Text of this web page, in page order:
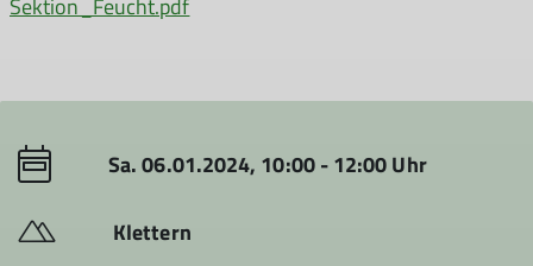
Sektion_Feucht.pdf
Sa. 06.01.2024, 10:00 - 12:00 Uhr
Klettern